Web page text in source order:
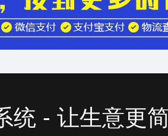
统 - 让生意更